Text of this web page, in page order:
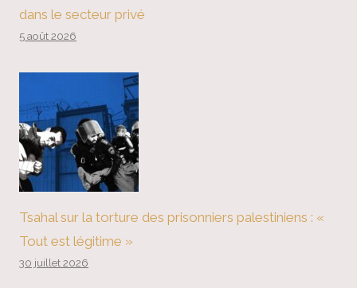
dans le secteur privé
5 août 2026
Tsahal sur la torture des prisonniers palestiniens : «
Tout est légitime »
30 juillet 2026